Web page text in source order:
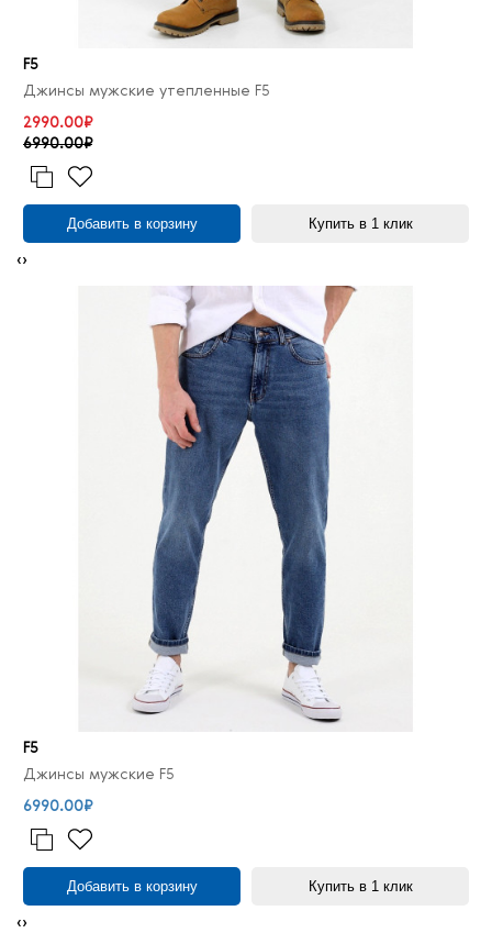
F5
Джинсы мужские утепленные F5
2990.00₽
6990.00₽
Добавить в корзину Купить в 1 клик
‹›
F5
Джинсы мужские F5
6990.00₽
Добавить в корзину Купить в 1 клик
‹›